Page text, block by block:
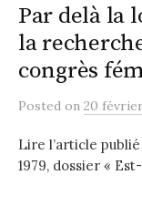
Par delà la
la
congrès
Posted on 20
Lire l’article
1979, dossier «